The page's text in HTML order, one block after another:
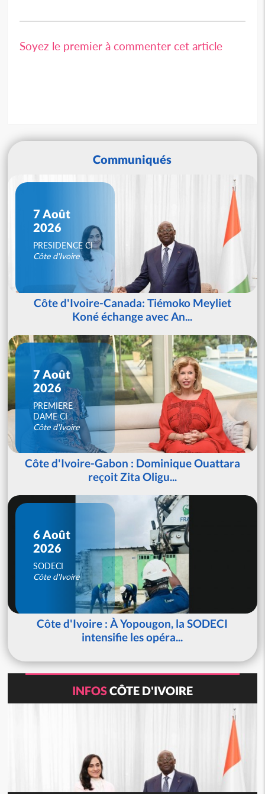
Soyez le premier à commenter cet article
Communiqués
7 Août
2026
PRESIDENCE CI
Côte d'Ivoire
Côte d'Ivoire-Canada: Tiémoko Meyliet
Koné échange avec An...
7 Août
2026
PREMIERE
DAME CI
Côte d'Ivoire
Côte d'Ivoire-Gabon : Dominique Ouattara
reçoit Zita Oligu...
6 Août
2026
SODECI
Côte d'Ivoire
Côte d'Ivoire : À Yopougon, la SODECI
intensifie les opéra...
INFOSCÔTE D'IVOIRE